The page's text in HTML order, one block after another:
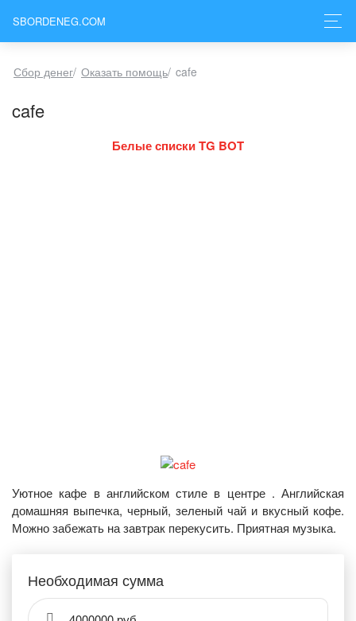
SBORDENEG.COM
Сбор денег/ Оказать помощь/ cafe
cafe
Белые списки TG BOT
Уютное кафе в английском стиле в центре . Английская
домашняя выпечка, черный, зеленый чай и вкусный кофе.
Можно забежать на завтрак перекусить. Приятная музыка.
Необходимая сумма